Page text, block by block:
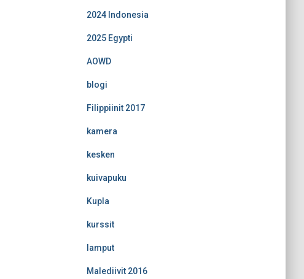
2024 Indonesia
2025 Egypti
AOWD
blogi
Filippiinit 2017
kamera
kesken
kuivapuku
Kupla
kurssit
lamput
Malediivit 2016